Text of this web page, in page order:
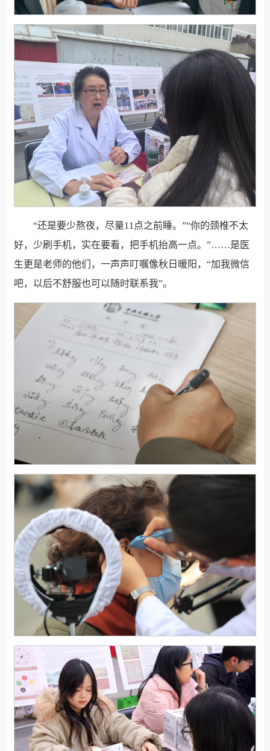
“还是要少熬夜，尽量11点之前睡。”“你的颈椎不太
好，少刷手机，实在要看，把手机抬高一点。”……是医
生更是老师的他们，一声声叮嘱像秋日暖阳，“加我微信
吧，以后不舒服也可以随时联系我”。